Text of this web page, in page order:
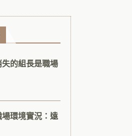
失的組長是職場
場環境實況：遠